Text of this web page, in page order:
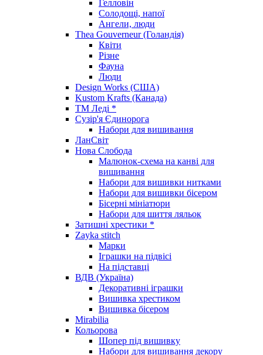
Гелловін
Солодощі, напої
Ангели, люди
Thea Gouverneur (Голандія)
Квіти
Різне
Фауна
Люди
Design Works (США)
Kustom Krafts (Канада)
ТМ Леді *
Сузір'я Єдинорога
Набори для вишивання
ЛанСвіт
Нова Слобода
Малюнок-схема на канві для
вишивання
Набори для вишивки нитками
Набори для вишивки бісером
Бісерні мініатюри
Набори для шиття ляльок
Затишні хрестики *
Zayka stitch
Марки
Іграшки на підвісі
На підставці
ВДВ (Україна)
Декоративні іграшки
Вишивка хрестиком
Вишивка бісером
Mirabilia
Кольорова
Шопер під вишивку
Набори для вишивання декору